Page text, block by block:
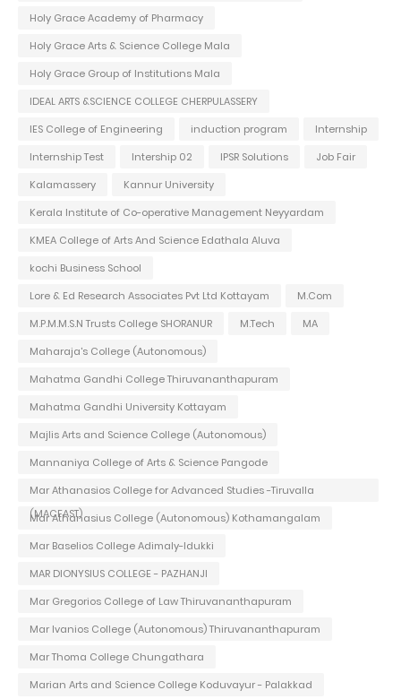
Holy Grace Academy of Pharmacy
Holy Grace Arts & Science College Mala
Holy Grace Group of Institutions Mala
IDEAL ARTS &SCIENCE COLLEGE CHERPULASSERY
IES College of Engineering
induction program
Internship
Internship Test
Intership 02 IPSR Solutions
Job Fair
Kalamassery
Kannur University
Kerala Institute of Co-operative Management Neyyardam
KMEA College of Arts And Science Edathala Aluva
kochi Business School
Lore & Ed Research Associates Pvt Ltd Kottayam
M.Com
M.P.M.M.S.N Trusts College SHORANUR
M.Tech
MA
Maharaja's College (Autonomous)
Mahatma Gandhi College Thiruvananthapuram
Mahatma Gandhi University Kottayam
Majlis Arts and Science College (Autonomous)
Mannaniya College of Arts & Science Pangode
Mar Athanasios College for Advanced Studies -Tiruvalla
(MACFAST)
Mar Athanasius College (Autonomous) Kothamangalam
Mar Baselios College Adimaly-Idukki
MAR DIONYSIUS COLLEGE - PAZHANJI
Mar Gregorios College of Law Thiruvananthapuram
Mar Ivanios College (Autonomous) Thiruvananthapuram
Mar Thoma College Chungathara
Marian Arts and Science College Koduvayur - Palakkad